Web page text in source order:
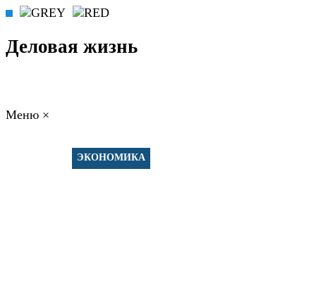
Деловая жизнь
Меню ×
ЭКОНОМИКА